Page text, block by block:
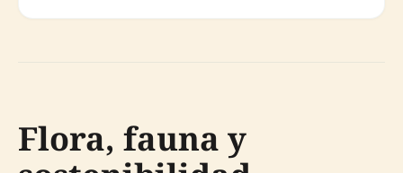
Flora, fauna y